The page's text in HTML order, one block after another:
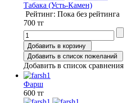
Табака (Усть-Камен)
Рейтинг: Пока без рейтинга
700 тг
Добавить в корзину
Добавить в список пожеланий
Добавить в список сравнения
Фарш
600 тг